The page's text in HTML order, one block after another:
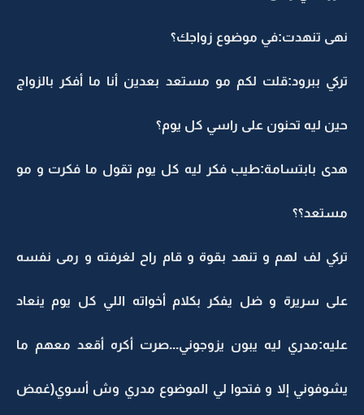
نهى تنهدت:في موضوع زواجك؟
تركي ببرود:قلت لكم مو مستعد بعدين أنا ما أفكر بالزواج
حين ليه تحنون على راسي كل يوم؟
هدى بابتسامة:طيب فكر ليه كل يوم تقول ما فكرت و مو
مستعد؟؟
تركي لف لهم و تنهد بقوة و قام راح لغرفته و رمى نفسه
على سريرة و ضل يفكر بكلام أخواته اللي كل يوم ينعاد
عليه:مدري ليه يبون يزوجوني...صرت أكره أقعد معهم ما
يشوفوني إلا و فتحوا لي الموضوع مدري وش أسوي(غمض